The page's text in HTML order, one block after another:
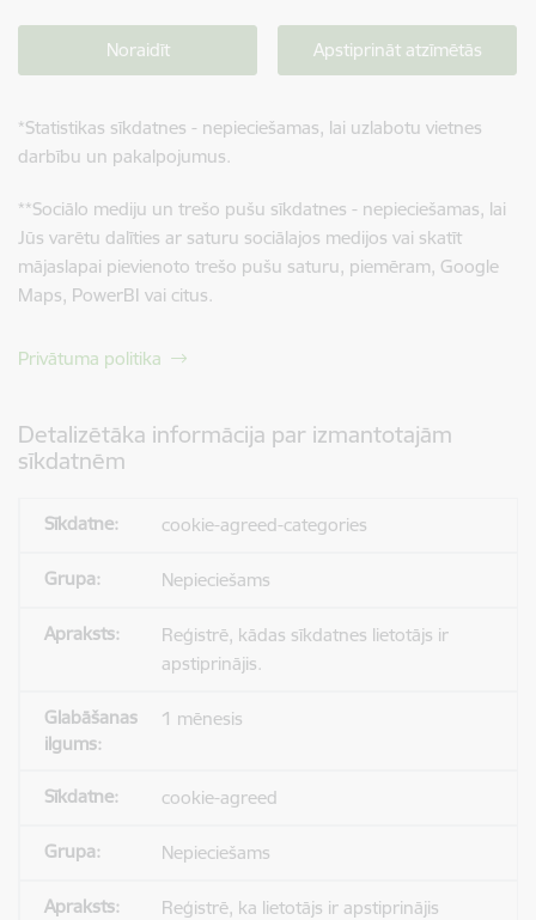
Noraidīt Apstiprināt atzīmētās
*Statistikas sīkdatnes - nepieciešamas, lai uzlabotu vietnes
darbību un pakalpojumus.
**Sociālo mediju un trešo pušu sīkdatnes - nepieciešamas, lai
Jūs varētu dalīties ar saturu sociālajos medijos vai skatīt
mājaslapai pievienoto trešo pušu saturu, piemēram, Google
Maps, PowerBI vai citus.
Privātuma politika
Detalizētāka informācija par izmantotajām
sīkdatnēm
cookie-agreed-categories
Nepieciešams
Reģistrē, kādas sīkdatnes lietotājs ir
apstiprinājis.
1 mēnesis
cookie-agreed
Nepieciešams
Reģistrē, ka lietotājs ir apstiprinājis